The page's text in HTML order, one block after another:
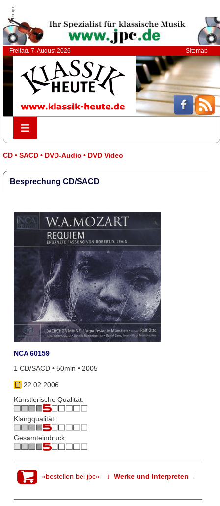
Anzeige
Freitag, 7. August 2026 Sitemap
≡
≡
CD • SACD • DVD-Audio • DVD Video
Besprechung CD/SACD
NCA 60159
1 CD/SACD • 50min • 2005
22.02.2006
Künstlerische Qualität:
Klangqualität:
Gesamteindruck:
»bestellen bei jpc« ↓ Werke und Interpreten ↓